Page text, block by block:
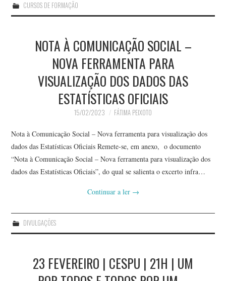
CURSOS DE FORMAÇÃO
NOTA À COMUNICAÇÃO SOCIAL –
NOVA FERRAMENTA PARA
VISUALIZAÇÃO DOS DADOS DAS
ESTATÍSTICAS OFICIAIS
15/02/2023 FÁTIMA PEIXOTO
Nota à Comunicação Social – Nova ferramenta para visualização dos
dados das Estatísticas Oficiais Remete-se, em anexo, o documento
“Nota à Comunicação Social – Nova ferramenta para visualização dos
dados das Estatísticas Oficiais”, do qual se salienta o excerto infra…
Continuar a ler →
DIVULGAÇÕES
23 FEVEREIRO | CESPU | 21H | UM